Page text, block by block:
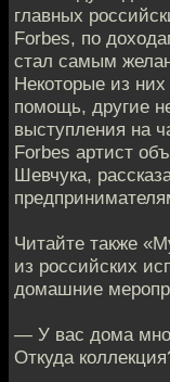
главных
Forbes, по
стал самым
Некоторые из
помощь, другие
выступления на
Forbes артист
Шевчука,
Читайте также
из российских
домашние
— У вас дома
Откуда